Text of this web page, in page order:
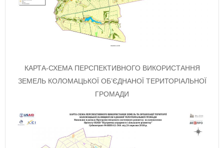
КАРТА-СХЕМА ПЕРСПЕКТИВНОГО ВИКОРИСТАННЯ
ЗЕМЕЛЬ КОЛОМАЦЬКОЇ ОБ’ЄДНАНОЇ ТЕРИТОРІАЛЬНОЇ
ГРОМАДИ